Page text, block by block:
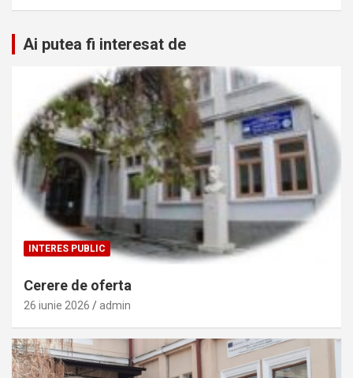
Ai putea fi interesat de
INTERES PUBLIC
Cerere de oferta
26 iunie 2026 admin